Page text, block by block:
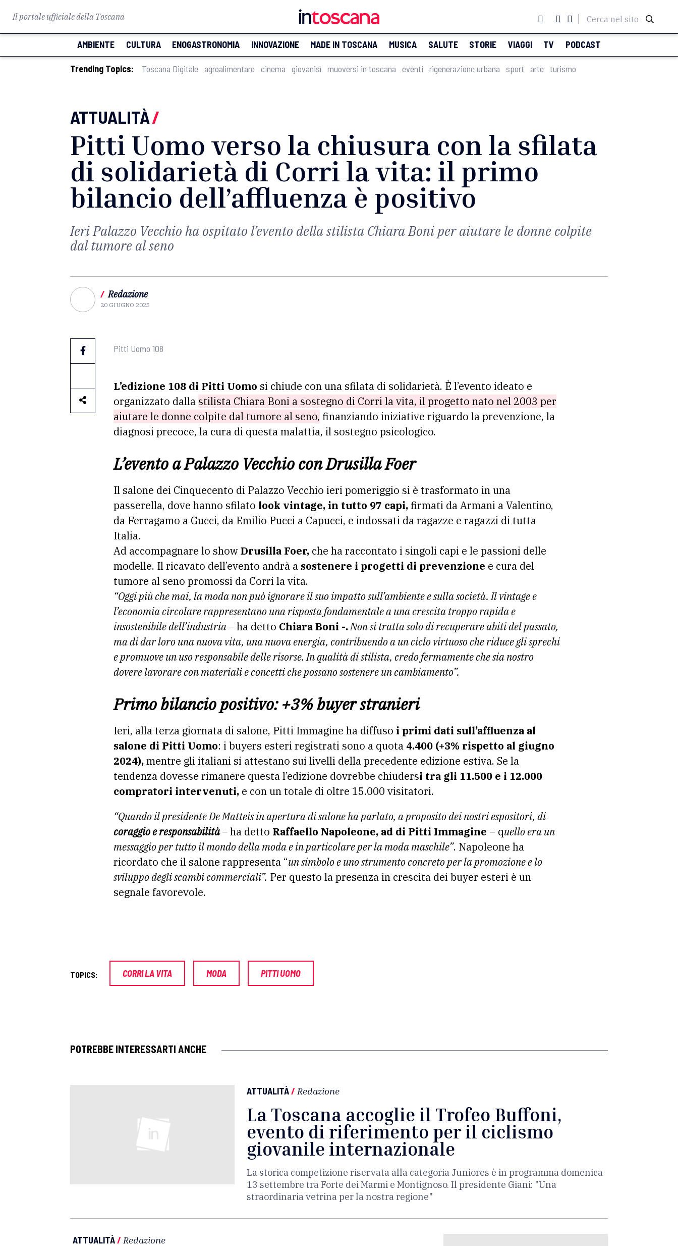
Il portale ufficiale della Toscana Cerca nel sito
AMBIENTE CULTURA ENOGASTRONOMIA INNOVAZIONE MADE IN TOSCANA MUSICA SALUTE STORIE VIAGGI TV PODCAST
Trending Topics: Toscana Digitale agroalimentare cinema giovanisì muoversi in toscana eventi rigenerazione urbana sport arte turismo
ATTUALITÀ/
Pitti Uomo verso la chiusura con la sfilata
di solidarietà di Corri la vita: il primo
bilancio dell’affluenza è positivo
Ieri Palazzo Vecchio ha ospitato l’evento della stilista Chiara Boni per aiutare le donne colpite
dal tumore al seno
/ Redazione
20 GIUGNO 2025
Pitti Uomo 108
L’edizione 108 di Pitti Uomo si chiude con una sfilata di solidarietà. È l’evento ideato e
organizzato dalla stilista Chiara Boni a sostegno di Corri la vita, il progetto nato nel 2003 per
aiutare le donne colpite dal tumore al seno, finanziando iniziative riguardo la prevenzione, la
diagnosi precoce, la cura di questa malattia, il sostegno psicologico.
L’evento a Palazzo Vecchio con Drusilla Foer
Il salone dei Cinquecento di Palazzo Vecchio ieri pomeriggio si è trasformato in una
passerella, dove hanno sfilato look vintage, in tutto 97 capi, firmati da Armani a Valentino,
da Ferragamo a Gucci, da Emilio Pucci a Capucci, e indossati da ragazze e ragazzi di tutta
Italia.
Ad accompagnare lo showDrusilla Foer, che ha raccontato i singoli capi e le passioni delle
modelle. Il ricavato dell’evento andrà a sostenere i progetti di prevenzione e cura del
tumore al seno promossi da Corri la vita.
“Oggi più che mai, la moda non può ignorare il suo impatto sull’ambiente e sulla società. Il vintage e
l’economia circolare rappresentano una risposta fondamentale a una crescita troppo rapida e
insostenibile dell’industria –ha detto Chiara Boni -.Non si tratta solo di recuperare abiti del passato,
ma di dar loro una nuova vita, una nuova energia, contribuendo a un ciclo virtuoso che riduce gli sprechi
e promuove un uso responsabile delle risorse. In qualità di stilista, credo fermamente che sia nostro
dovere lavorare con materiali e concetti che possano sostenere un cambiamento”.
Primo bilancio positivo: +3% buyer stranieri
Ieri, alla terza giornata di salone, Pitti Immagine ha diffuso i primi dati sull’affluenza al
salone di Pitti Uomo: i buyers esteri registrati sono a quota 4.400 (+3% rispetto al giugno
2024),mentre gli italiani si attestano sui livelli della precedente edizione estiva. Se la
tendenza dovesse rimanere questa l’edizione dovrebbe chiudersi tra gli 11.500 e i 12.000
compratori intervenuti, e con un totale di oltre 15.000 visitatori.
“Quando il presidente De Matteis in apertura di salone ha parlato, a proposito dei nostri espositori, di
coraggio e responsabilità–ha detto Raffaello Napoleone, ad di Pitti Immagine – quello era un
messaggio per tutto il mondo della moda e in particolare per la moda maschile”. Napoleone ha
ricordato che il salone rappresenta “un simbolo e uno strumento concreto per la promozione e lo
sviluppo degli scambi commerciali”. Per questo la presenza in crescita dei buyer esteri è un
segnale favorevole.
TOPICS: CORRI LA VITA MODA PITTI UOMO
POTREBBE INTERESSARTI ANCHE
ATTUALITÀ/ Redazione
La Toscana accoglie il Trofeo Buffoni,
evento di riferimento per il ciclismo
giovanile internazionale
La storica competizione riservata alla categoria Juniores è in programma domenica
13 settembre tra Forte dei Marmi e Montignoso. Il presidente Giani: "Una
straordinaria vetrina per la nostra regione"
ATTUALITÀ/ Redazione